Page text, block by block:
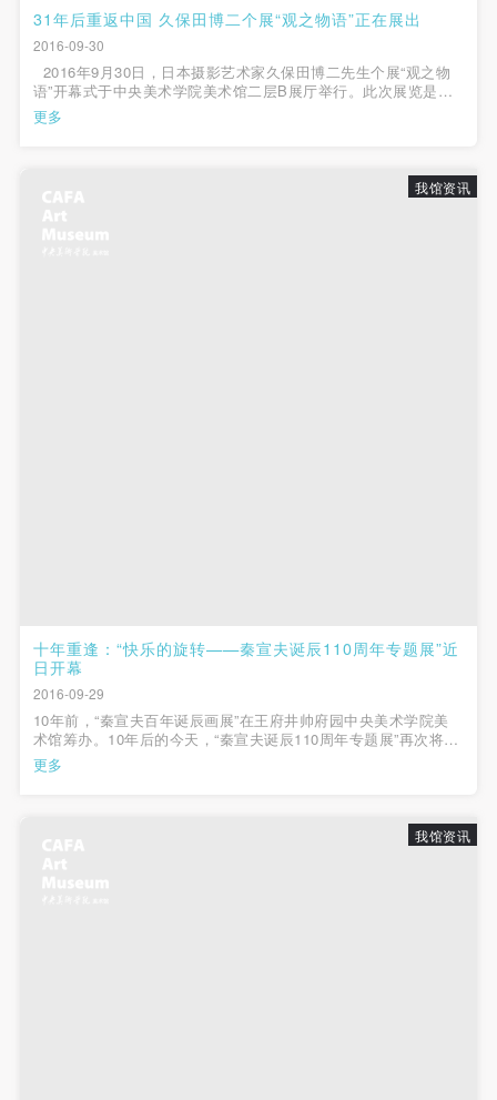
31年后重返中国 久保田博二个展“观之物语”正在展出
2016-09-30
语”开幕式于中央美术学院美术馆二层B展厅举行。此次展览是久
保田博二先生时隔31年再次来到中国举办的大型个人展览，展览
中没有采用传统意义上的彩色、黑白照片，而是分别将艺术家于
更多
我馆资讯
十年重逢：“快乐的旋转——秦宣夫诞辰110周年专题展”近
日开幕
2016-09-29
10年前，“秦宣夫百年诞辰画展”在王府井帅府园中央美术学院美
术馆筹办。10年后的今天，“秦宣夫诞辰110周年专题展”再次将秦
宣夫先生的作品带回到中央美术学院美术馆，展览以其留法时期
的重要作品为题，名曰“快乐的旋转”。经过精心筹备，展览以二百
更多
我馆资讯